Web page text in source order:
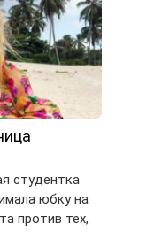
студентка
юбку на
против тех,